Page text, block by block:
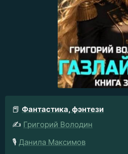
📕 Фантастика, фэнтези
✍️ Григорий Володин
🎙️ Данила Максимов